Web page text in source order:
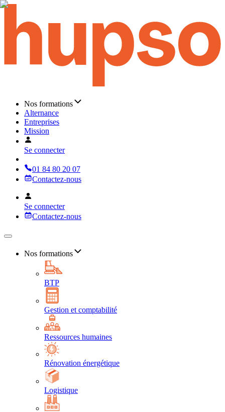
Nos formations
Alternance
Entreprises
Mission
Se connecter
01 84 80 20 07
Contactez-nous
Se connecter
Contactez-nous
Nos formations
BTP
Gestion et comptabilité
Ressources humaines
Rénovation énergétique
Logistique